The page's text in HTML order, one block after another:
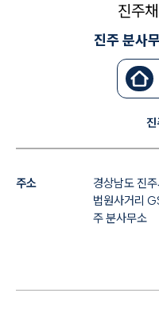
진주
진주 분사
진
주소
경상남도 진
법원사거리
주 분사무소